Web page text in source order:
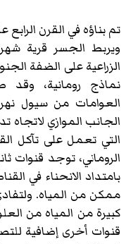
تم بناؤه في القرن
ويربط الجسر قرية
الزراعية على الضفة
نماذج رومانية،
العوامات من سيول
الجانب الموازي لاتجاه
التي تعمل على تآكل
الروماني، توجد قنوات
بامتداد الانحناء في
ممكن من المياه.
كبيرة من المياه من
قنوات أخرى إضافية